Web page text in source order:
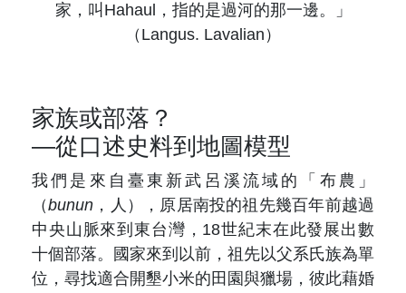
家，叫 Hahaul
，指的是過河的那一邊。」
（ Langus. Lavalian ）
家族或部落？
—從口述史料到地圖模型
我們是來自臺東新武呂溪流域的「布農」
（bunun ，人），原居南投的祖先幾百年前越過
中央山脈來到東台灣， 18世紀末在此發展出數
十個部落。國家來到以前，祖先以父系氏族為單
位，尋找適合開墾小米的田園與獵場，彼此藉婚